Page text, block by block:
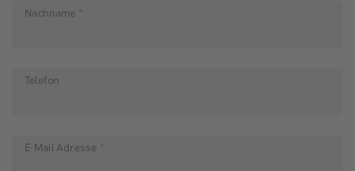
Nachname *
Telefon
E-Mail Adresse *